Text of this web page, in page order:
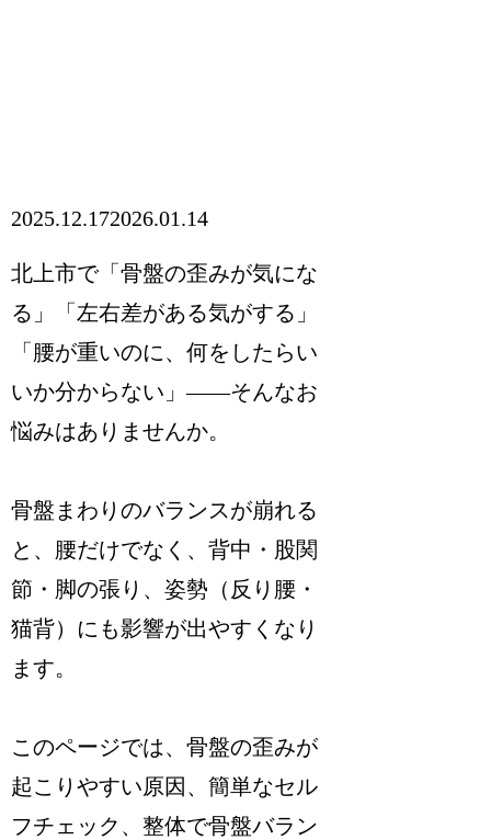
2025.12.172026.01.14
北上市で「骨盤の歪みが気にな
る」「左右差がある気がする」
「腰が重いのに、何をしたらい
いか分からない」――そんなお
悩みはありませんか。
骨盤まわりのバランスが崩れる
と、腰だけでなく、背中・股関
節・脚の張り、姿勢（反り腰・
猫背）にも影響が出やすくなり
ます。
このページでは、骨盤の歪みが
起こりやすい原因、簡単なセル
フチェック、整体で骨盤バラン